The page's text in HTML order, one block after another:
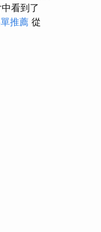
看到了
推薦 從